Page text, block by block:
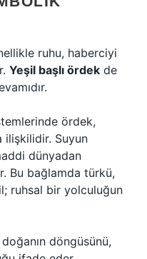
ruhu, haberciyi
Yeşil başlı ördek de
ördek,
ilişkilidir. Suyun
dünyadan
Bu bağlamda türkü,
ruhsal bir yolculuğun
döngüsünü,